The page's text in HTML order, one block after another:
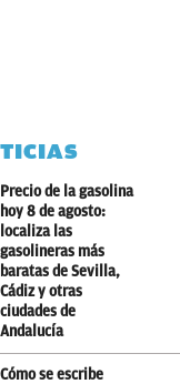
Precio de la gasolina
hoy 8 de agosto:
localiza las
gasolineras más
baratas de Sevilla,
Cádiz y otras
ciudades de
Andalucía
Cómo se escribe